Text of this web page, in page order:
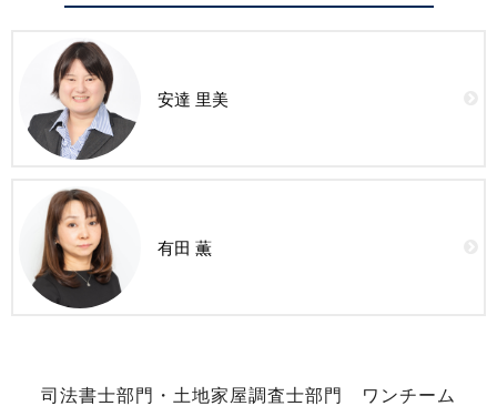
安達 里美
有田 薫
司法書士部門・土地家屋調査士部門 ワンチーム